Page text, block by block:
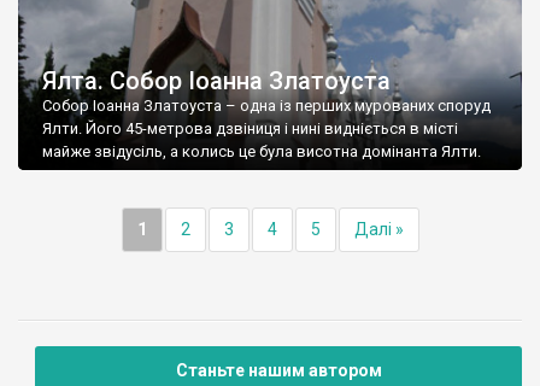
Ялта. Собор Іоанна Златоуста
Собор Іоанна Златоуста – одна із перших мурованих споруд
Ялти. Його 45-метрова дзвіниця і нині видніється в місті
майже звідусіль, а колись це була висотна домінанта Ялти.
1 2 3 4 5 Далі »
Станьте нашим автором